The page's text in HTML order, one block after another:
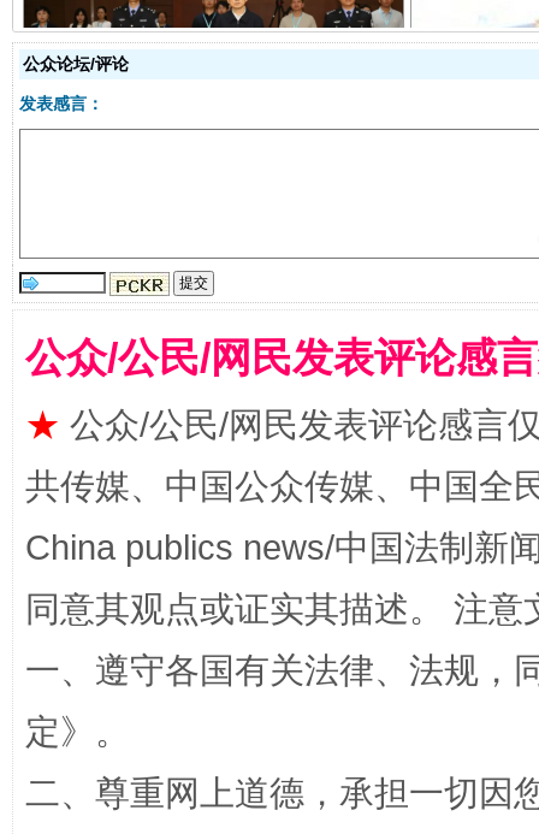
受贿1.44亿！段成刚被判无期
全民健身五年计划来了！等你上场
公众论坛/评论
发表感言：
公众/公民/网民发表评论感
★ 公众/公民/网民发表评论感言
共传媒、中国公众传媒、中国全
China publics news/中国法制新
同意其观点或证实其描述。 注
一、遵守各国有关法律、法规，
定》。
二、尊重网上道德，承担一切因